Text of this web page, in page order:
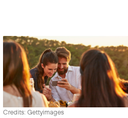
Credits: Gettyimages